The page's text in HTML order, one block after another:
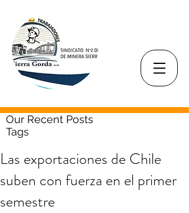
Our Recent Posts
Tags
Las exportaciones de Chile
suben con fuerza en el primer
semestre